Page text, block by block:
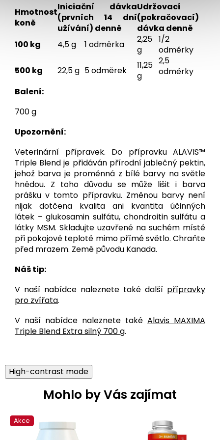
Hmotnost
koně
Iniciační dávka
(prvních 14 dní
užívání) denně
Udržovací
(pokračovací)
dávka denně
100 kg
4,5 g 1 odměrka
2,25
g
1/2
odměrky
500 kg
22,5 g 5 odměrek
11,25
g
2,5
odměrky
Balení:
700 g
Upozornění:
Veterinární přípravek. Do přípravku ALAVIS™
Triple Blend je přidáván přírodní jablečný pektin,
jehož barva je proměnná z bílé barvy na světle
hnědou. Z toho důvodu se může lišit i barva
prášku v tomto přípravku. Změnou barvy není
nijak dotčena kvalita ani kvantita účinných
látek – glukosamin sulfátu, chondroitin sulfátu a
látky MSM. Skladujte uzavřené na suchém místě
při pokojové teplotě mimo přímé světlo. Chraňte
před mrazem. Země původu Kanada.
Náš tip:
V naší nabídce naleznete také další přípravky
pro zvířata.
V naší nabídce naleznete také Alavis MAXIMA
Triple Blend Extra silný 700 g.
High-contrast mode
Mohlo by Vás zajímat
Akce